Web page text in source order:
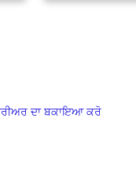
ਦਾ ਬਕਾਇਆ ਕਰੋ